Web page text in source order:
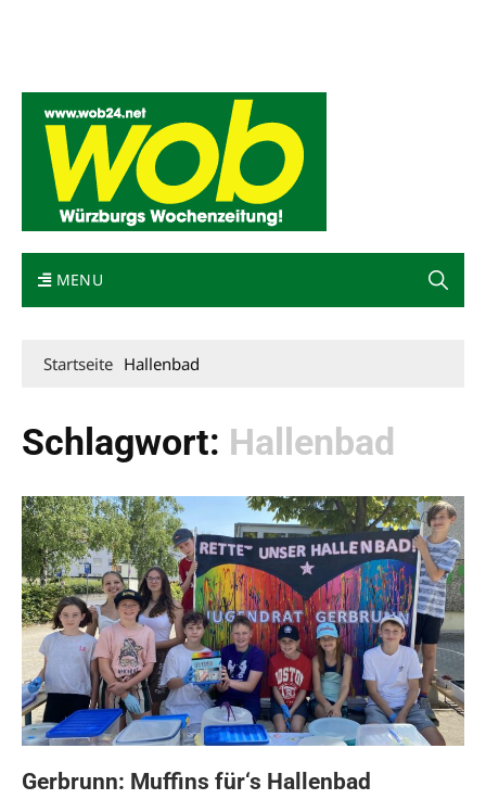
MENU
Startseite Hallenbad
Schlagwort: Hallenbad
Gerbrunn: Muffins für‘s Hallenbad